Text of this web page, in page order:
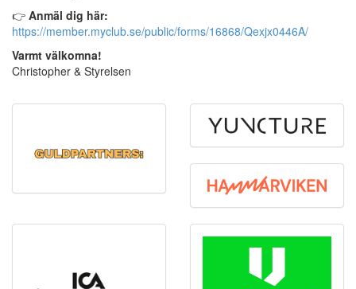
👉 Anmäl dig här:
https://member.myclub.se/public/forms/16868/Qexjx0446A/
Varmt välkomna!
Christopher & Styrelsen